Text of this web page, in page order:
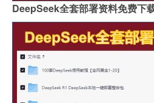
DeepSeek全套部署资料免费下